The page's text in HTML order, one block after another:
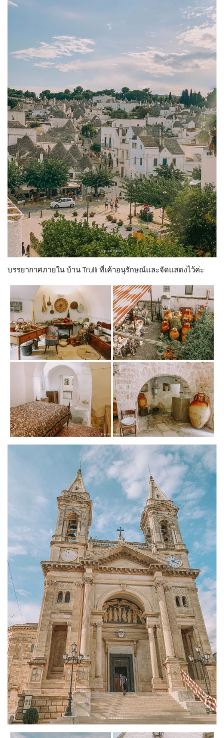
บรรยากาศภายใน บ้าน Trulli ที่เค้าอนุรักษณ์และจัดแสดงไว้ค่ะ